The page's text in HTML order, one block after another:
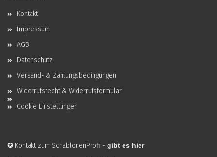
Kontakt
Impressum
AGB
Datenschutz
Versand- & Zahlungsbedingungen
Widerrufsrecht & Widerrufsformular
Cookie Einstellungen
✪ Kontakt zum SchablonenProfi - gibt es hier